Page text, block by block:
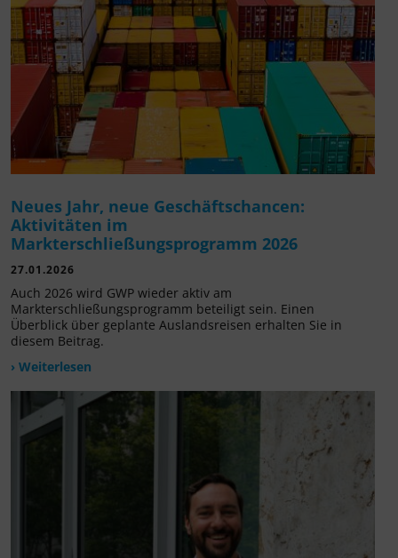
Neues Jahr, neue Geschäftschancen:
Aktivitäten im
Markterschließungsprogramm 2026
27.01.2026
Auch 2026 wird GWP wieder aktiv am
Markterschließungsprogramm beteiligt sein. Einen
Überblick über geplante Auslandsreisen erhalten Sie in
diesem Beitrag.
› Weiterlesen